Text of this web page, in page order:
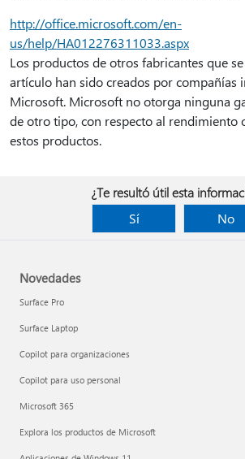
http://office.microsoft.com/en-
us/help/HA012276311033.aspx
Los productos de otros fabricantes que
artículo han sido creados por compañías
Microsoft. Microsoft no otorga ninguna
de otro tipo, con respecto al rendimiento
estos productos.
¿Te resultó útil esta
Sí
No
Novedades
Surface Pro
Surface Laptop
Copilot para organizaciones
Copilot para uso personal
Microsoft 365
Explora los productos de Microsoft